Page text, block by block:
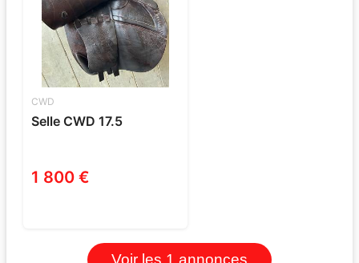
CWD
Selle CWD 17.5
1 800 €
Voir les 1 annonces